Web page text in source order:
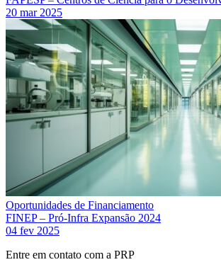
20 mar 2025
Oportunidades de Financiamento
FINEP – Pró-Infra Expansão 2024
04 fev 2025
Entre em contato com a PRP